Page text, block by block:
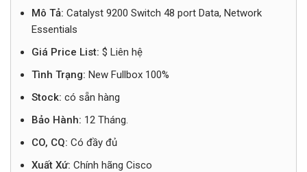
Mô Tả: Catalyst 9200 Switch 48 port Data, Network
Essentials
Giá Price List: $ Liên hệ
Tình Trạng: New Fullbox 100%
Stock: có sẵn hàng
Bảo Hành: 12 Tháng.
CO, CQ: Có đầy đủ
Xuất Xứ: Chính hãng Cisco